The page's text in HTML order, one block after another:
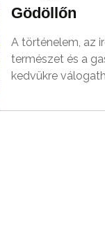
Gödöllőn
A történelem, az
természet és a
kedvükre